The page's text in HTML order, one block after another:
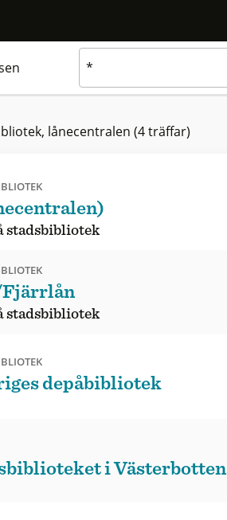
lånecentralen (4 träffar)
stadsbibliotek
stadsbibliotek
depåbibliotek
i Västerbotten